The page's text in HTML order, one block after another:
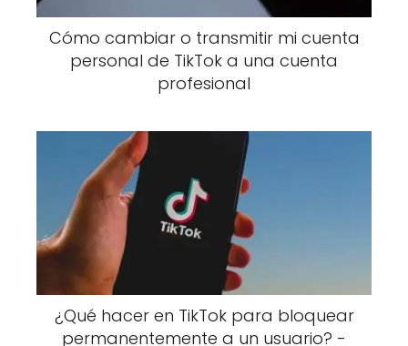
Cómo cambiar o transmitir mi cuenta
personal de TikTok a una cuenta
profesional
¿Qué hacer en TikTok para bloquear
permanentemente a un usuario? -